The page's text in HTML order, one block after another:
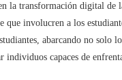
la transformación digital
que involucren a los
abarcando no solo
individuos capaces de